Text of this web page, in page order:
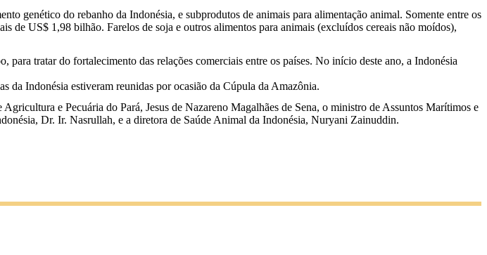
genético do rebanho da Indonésia, e subprodutos de animais para alimentação animal. Somente entre os
de US$ 1,98 bilhão. Farelos de soja e outros alimentos para animais (excluídos cereais não moídos),
tratar do fortalecimento das relações comerciais entre os países. No início deste ano, a Indonésia
da Indonésia estiveram reunidas por ocasião da Cúpula da Amazônia.
e Pecuária do Pará, Jesus de Nazareno Magalhães de Sena, o ministro de Assuntos Marítimos e
Dr. Ir. Nasrullah, e a diretora de Saúde Animal da Indonésia, Nuryani Zainuddin.